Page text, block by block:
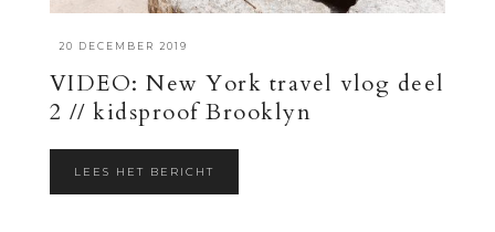
20 DECEMBER 2019
VIDEO: New York travel vlog deel
2 // kidsproof Brooklyn
LEES HET BERICHT